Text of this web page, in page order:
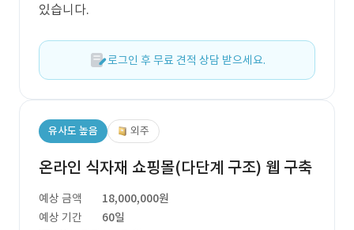
있습니다.
로그인 후 무료 견적 상담 받으세요.
유사도 높음 외주
온라인 식자재 쇼핑몰(다단계 구조) 웹 구축
예상 금액
18,000,000원
예상 기간
60일